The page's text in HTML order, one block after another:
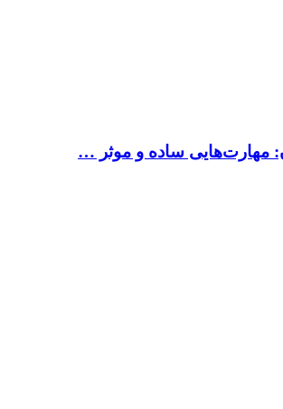
مهارت‌هایی ساده و موثر …